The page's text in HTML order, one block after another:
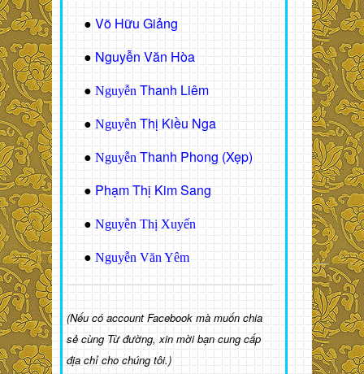
● Võ Hữu Giảng
● Nguyễn Văn Hòa
● Nguyễn Thanh Liêm
● Nguyễn Thị Kiều Nga
● Nguyễn Thanh Phong (Xẹp)
● Phạm Thị Kim Sang
● Nguyễn Thị Xuyến
● Nguyễn Văn Yêm
(Nếu có account Facebook mà muốn chia
sẻ cùng Từ đường, xin mời bạn cung cấp
địa chỉ cho chúng tôi.)